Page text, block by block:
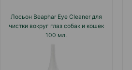
Лосьон Beaphar Eye Cleaner для
чистки вокруг глаз собак и кошек
100 мл.